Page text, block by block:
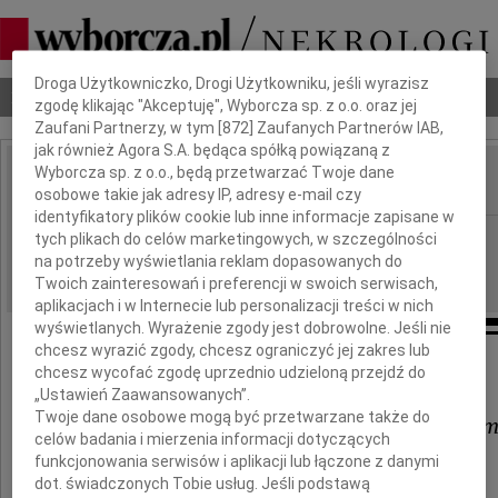
Nekrologi Odeszli Poradnik pogrzebowy
IMIĘ I NAZWISKO:
REGION: Lublin
DATA EMISJI: 10.10.2018
Drogiemu Koledze
dr n. med. Witoldowi
wyrazy głębokiego współczucia
Dbamy o Twoją prywatność
Droga Użytkowniczko, Drogi Użytkowniku, jeśli wyrazisz
zgodę klikając "Akceptuję", Wyborcza sp. z o.o. oraz jej
Zaufani Partnerzy, w tym [872 ] Zaufanych Partnerów IAB,
jak również Agora S.A. będąca spółką powiązaną z
Wyborcza sp. z o.o., będą przetwarzać Twoje dane
osobowe takie jak adresy IP, adresy e-mail czy
identyfikatory plików cookie lub inne informacje zapisane w
tych plikach do celów marketingowych, w szczególności
na potrzeby wyświetlania reklam dopasowanych do
Twoich zainteresowań i preferencji w swoich serwisach,
aplikacjach i w Internecie lub personalizacji treści w nich
wyświetlanych. Wyrażenie zgody jest dobrowolne. Jeśli nie
chcesz wyrazić zgody, chcesz ograniczyć jej zakres lub
chcesz wycofać zgodę uprzednio udzieloną przejdź do
„Ustawień Zaawansowanych”.
Twoje dane osobowe mogą być przetwarzane także do
celów badania i mierzenia informacji dotyczących
funkcjonowania serwisów i aplikacji lub łączone z danymi
dot. świadczonych Tobie usług. Jeśli podstawą